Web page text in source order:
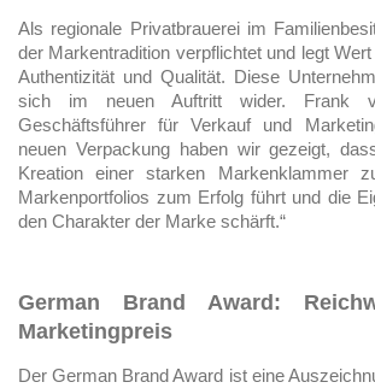
Als regionale Privatbrauerei im
der Markentradition verpflichtet und legt
Authentizität und Qualität. Diese
sich im neuen Auftritt wider. Frank
Geschäftsführer für Verkauf und
neuen Verpackung haben wir gezeigt,
Kreation einer starken Markenklammer
Markenportfolios zum Erfolg führt und die
den Charakter der Marke schärft.“
German Brand Award:
Marketingpreis
Der German Brand Award ist eine